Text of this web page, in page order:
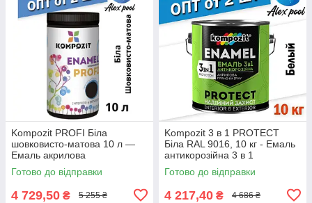
Kompozit PROFI Біла
шовковисто-матова 10 л —
Емаль акрилова
Готово до відправки
4 729,50 ₴ 5 255 ₴
Kompozit 3 в 1 PROTECT
Біла RAL 9016, 10 кг - Емаль
антикорозійна 3 в 1
універсальна
Готово до відправки
4 217,40 ₴ 4 686 ₴